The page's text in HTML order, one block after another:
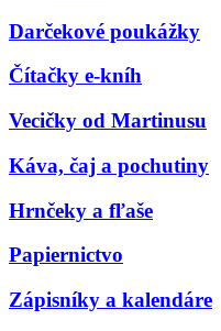
Darčekové poukážky
Čítačky e-kníh
Vecičky od Martinusu
Káva, čaj a pochutiny
Hrnčeky a fľaše
Papiernictvo
Zápisníky a kalendáre